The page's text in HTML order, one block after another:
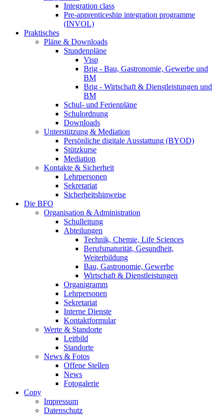
Integration class
Pre-apprenticeship integration programme
(INVOL)
Praktisches
Pläne & Downloads
Stundenpläne
Visp
Brig - Bau, Gastronomie, Gewerbe und
BM
Brig - Wirtschaft & Dienstleistungen und
BM
Schul- und Ferienpläne
Schulordnung
Downloads
Unterstützung & Mediation
Persönliche digitale Ausstattung (BYOD)
Stützkurse
Mediation
Kontakte & Sicherheit
Lehrpersonen
Sekretariat
Sicherheitshinweise
Die BFO
Organisation & Administration
Schulleitung
Abteilungen
Technik, Chemie, Life Sciences
Berufsmaturität, Gesundheit,
Weiterbildung
Bau, Gastronomie, Gewerbe
Wirtschaft & Dienstleistungen
Organigramm
Lehrpersonen
Sekretariat
Interne Dienste
Kontaktformular
Werte & Standorte
Leitbild
Standorte
News & Fotos
Offene Stellen
News
Fotogalerie
Copy
Impressum
Datenschutz